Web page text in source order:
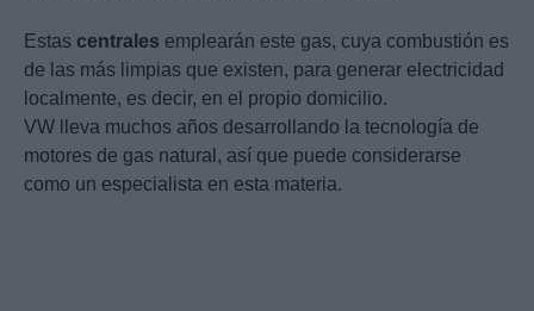
Estas centrales emplearán este gas, cuya combustión es
de las más limpias que existen, para generar electricidad
localmente, es decir, en el propio domicilio.
VW lleva muchos años desarrollando la tecnología de
motores de gas natural, así que puede considerarse
como un especialista en esta materia.